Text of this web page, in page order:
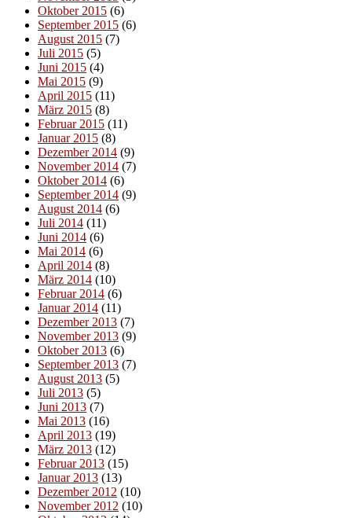
Oktober 2015 (6)
September 2015 (6)
August 2015 (7)
Juli 2015 (5)
Juni 2015 (4)
Mai 2015 (9)
April 2015 (11)
März 2015 (8)
Februar 2015 (11)
Januar 2015 (8)
Dezember 2014 (9)
November 2014 (7)
Oktober 2014 (6)
September 2014 (9)
August 2014 (6)
Juli 2014 (11)
Juni 2014 (6)
Mai 2014 (6)
April 2014 (8)
März 2014 (10)
Februar 2014 (6)
Januar 2014 (11)
Dezember 2013 (7)
November 2013 (9)
Oktober 2013 (6)
September 2013 (7)
August 2013 (5)
Juli 2013 (5)
Juni 2013 (7)
Mai 2013 (16)
April 2013 (19)
März 2013 (12)
Februar 2013 (15)
Januar 2013 (13)
Dezember 2012 (10)
November 2012 (10)